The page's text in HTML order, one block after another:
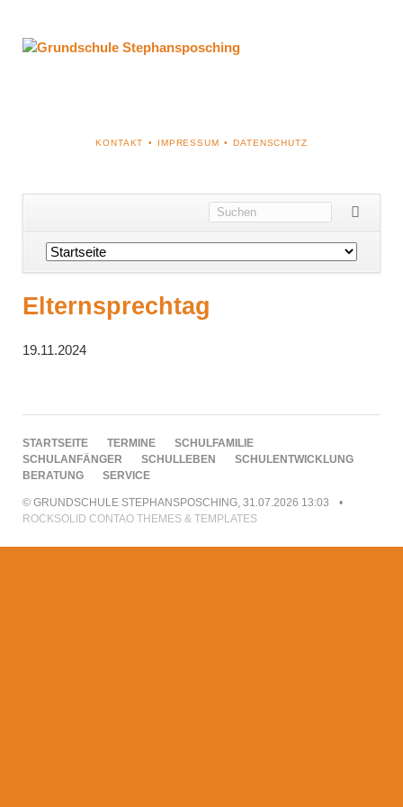
NAVIGATION
KONTAKT IMPRESSUM DATENSCHUTZ
Navigation
überspringen
Elternsprechtag
19.11.2024
NAVIGATION
ÜBERSPRINGEN
STARTSEITE TERMINE
SCHULFAMILIE
SCHULANFÄNGER
SCHULLEBEN
SCHULENTWICKLUNG
BERATUNG
SERVICE
© GRUNDSCHULE STEPHANSPOSCHING, 31.07.2026 13:03
ROCKSOLID CONTAO THEMES & TEMPLATES